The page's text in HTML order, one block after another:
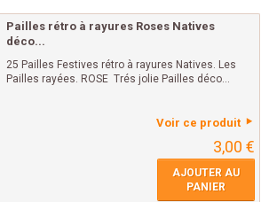
Pailles rétro à rayures Roses Natives
déco...
25 Pailles Festives rétro à rayures Natives. Les
Pailles rayées. ROSE Trés jolie Pailles déco...
Voir ce produit
3,00 €
AJOUTER AU
PANIER